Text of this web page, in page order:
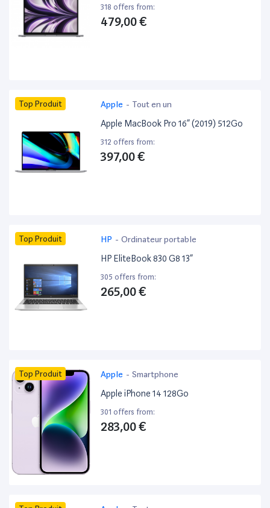
318 offers from:
479,00 €
Top Produit Apple - Tout en un
Apple MacBook Pro 16” (2019) 512Go
312 offers from:
397,00 €
Top Produit HP - Ordinateur portable
HP EliteBook 830 G8 13”
305 offers from:
265,00 €
Top Produit Apple - Smartphone
Apple iPhone 14 128Go
301 offers from:
283,00 €